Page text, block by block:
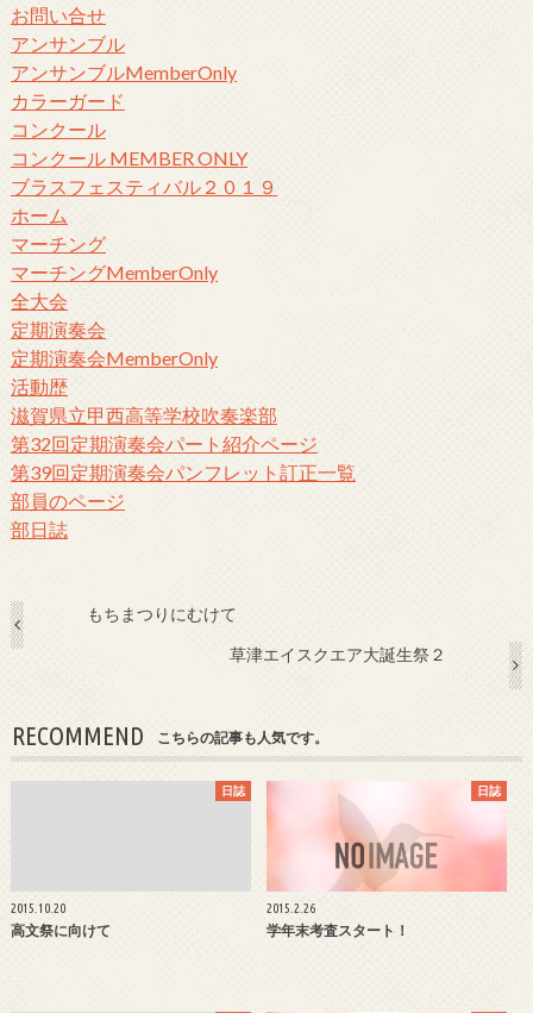
お問い合せ
アンサンブル
アンサンブルMemberOnly
カラーガード
コンクール
コンクール MEMBER ONLY
ブラスフェスティバル２０１９
ホーム
マーチング
マーチングMemberOnly
全大会
定期演奏会
定期演奏会MemberOnly
活動歴
滋賀県立甲西高等学校吹奏楽部
第32回定期演奏会パート紹介ページ
第39回定期演奏会パンフレット訂正一覧
部員のページ
部日誌
もちまつりにむけて
草津エイスクエア大誕生祭２
RECOMMEND こちらの記事も人気です。
日誌
2015.10.20
高文祭に向けて
日誌
2015.2.26
学年末考査スタート！